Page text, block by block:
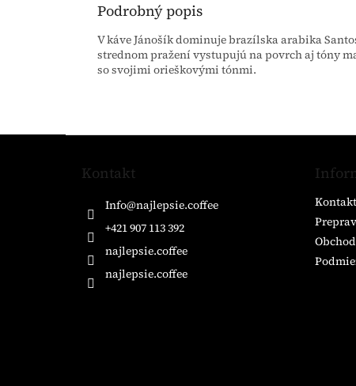
Podrobný popis
V káve Jánošík dominuje brazílska arabika
strednom pražení vystupujú na povrch aj tóny
so svojimi orieškovými tónmi.
Kontakt
Info@najlepsie.coffee
+421 907 113 392
najlepsie.coffee
najlepsie.coffee